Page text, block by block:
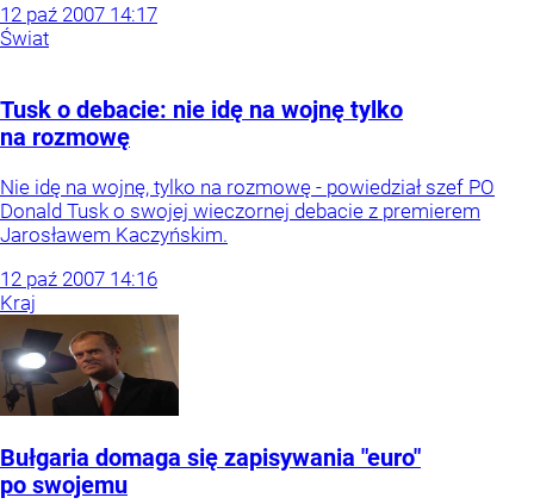
12 paź 2007 14:17
Świat
Tusk o debacie: nie idę na wojnę tylko
na rozmowę
Nie idę na wojnę, tylko na rozmowę - powiedział szef PO
Donald Tusk o swojej wieczornej debacie z premierem
Jarosławem Kaczyńskim.
12 paź 2007 14:16
Kraj
Bułgaria domaga się zapisywania "euro"
po swojemu